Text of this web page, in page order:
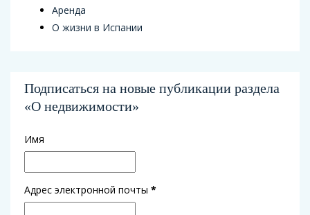
Аренда
О жизни в Испании
Подписаться на новые публикации раздела
«О недвижимости»
Имя
Адрес электронной почты *